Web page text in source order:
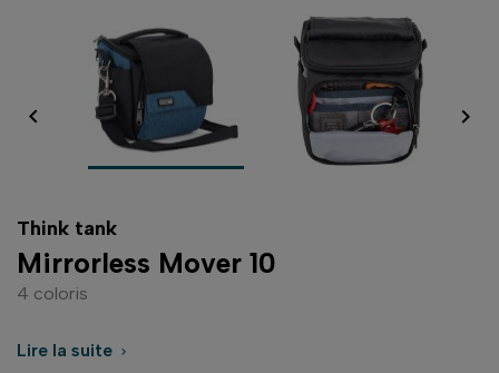
 
Think tank
Mirrorless Mover 10
4 coloris
Lire la suite 